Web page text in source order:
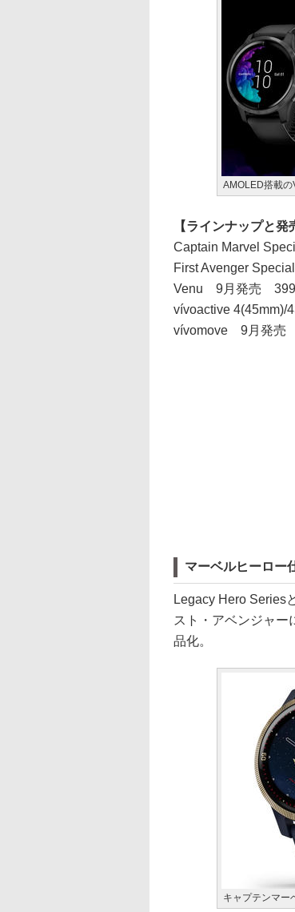
AMOLED搭載の
【ラインナップと発
Captain Marvel
First Avenger
Venu 9月発売
vívoactive
vívomove 9月発売
マーベルヒーロ
Legacy Hero Series
スト・アベンジャー
品化。
キャプテンマー